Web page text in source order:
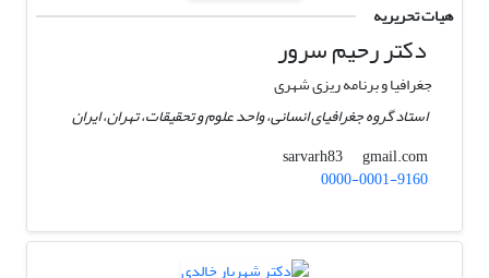
هیات تحریریه
دکتر رحیم سرور
جغرافیا و برنامه ریزی شهری
استاد گروه جغرافیای انسانی، واحد علوم و تحقیقات، تهران، ایران
sarvarh83
gmail.com
0000-0001-9160